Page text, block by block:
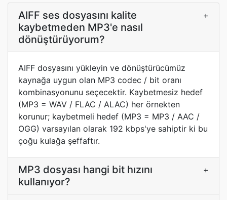
AIFF ses dosyasını kalite
kaybetmeden MP3'e nasıl
dönüştürüyorum?
+
AIFF dosyasını yükleyin ve dönüştürücümüz
kaynağa uygun olan MP3 codec / bit oranı
kombinasyonunu seçecektir. Kaybetmesiz hedef
(MP3 = WAV / FLAC / ALAC) her örnekten
korunur; kaybetmeli hedef (MP3 = MP3 / AAC /
OGG) varsayılan olarak 192 kbps'ye sahiptir ki bu
çoğu kulağa şeffaftır.
MP3 dosyası hangi bit hızını
kullanıyor?
+